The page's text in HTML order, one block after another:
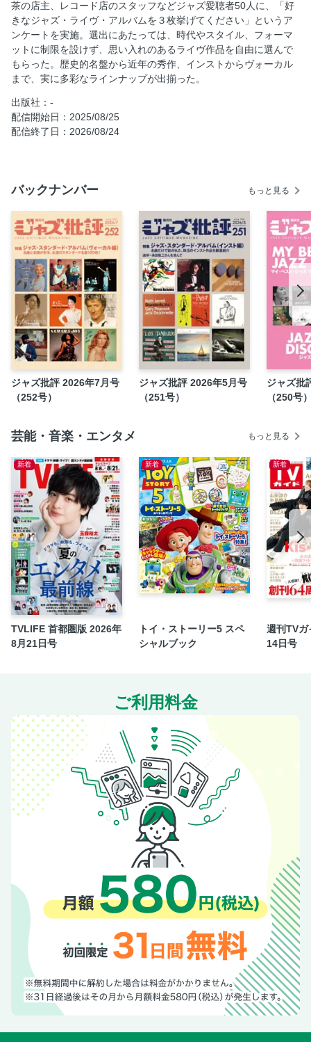
MY BEST JAZZ LIVE ALBUMS INTRODUCTION
[インタビュー] 松井秀太郎
[インタビュー] 佐藤伸行（ハママツ・ジャズ・ウィーク プロ
シューサー）
奇跡に次ぐ奇跡 チェット・ベイカー1987年福井ライヴ音
50人に訊いたマイ・ベスト・ジャズ・ライヴ・アルバム
私の好きなライヴ・アルバム 読者編
[インタビュー] 類家心平
北都市の猫たち The CATS in North City 山本弘市
藤岡靖洋の海外探訪紀
日常茶飯エッセイ ジャズと暮らす ラズウェル細木
女が聴くジャズのひとつやふたつ 豊田 葵
シネマに行こうよ 宮本洋通
OTHER ASPECTS 井上和洋
北欧ジャズ通信 豊嶋淳志（jazzProbe）
アナログ盤放浪記 福田俊一
新・今すぐ聴きたい！ ネット配信でジャズ 日比野真
K-POP番長の「JAZZも韓流！？」 まつもとたくお
MOONKS selection 小山智和／白澤茂稔
Slow Swingin’ 後藤誠一
聴かなきゃソン盤 後藤誠一／藤田嘉明
新譜紹介
New Disc Pick Up
DISC紹介
お知らせ＆コンサートガイド／訂正
バックナンバー案内
次号予告／映画のおしらせ
広告索引／楽器略号表
編集後記
茶の店主、レコード店のスタッフなどジャズ愛聴者50人に、「好
きなジャズ・ライヴ・アルバムを３枚挙げてください」というア
ンケートを実施。選出にあたっては、時代やスタイル、フォーマ
ットに制限を設けず、思い入れのあるライヴ作品を自由に選んで
もらった。歴史的名盤から近年の秀作、インストからヴォーカル
まで、実に多彩なラインナップが出揃った。
出版社：-
配信開始日：2025/08/25
配信終了日：2026/08/24
バックナンバー もっと見る
ジャズ批評 2026年7月号
（252号）
ジャズ批評 2026年5月号
（251号）
ジャズ批
（250号
芸能・音楽・エンタメ もっと見る
新着
TVLIFE 首都圏版 2026年
8月21日号
新着
トイ・ストーリー5 スペ
シャルブック
新着
週刊TV
14日号
ご利用料金